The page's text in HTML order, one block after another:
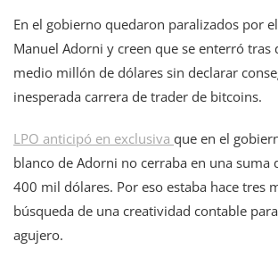
En el gobierno quedaron paralizados por
Manuel Adorni y creen que se enterró tras
medio millón de dólares sin declarar
inesperada carrera de trader de bitcoins.
LPO anticipó en exclusiva que en el
blanco de Adorni no cerraba en una suma
400 mil dólares. Por eso estaba hace tres
búsqueda de una creatividad contable
agujero.